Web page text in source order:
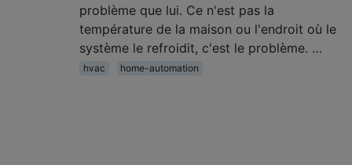
problème que lui. Ce n'est pas la
température de la maison ou l'endroit où le
système le refroidit, c'est le problème. …
hvac home-automation